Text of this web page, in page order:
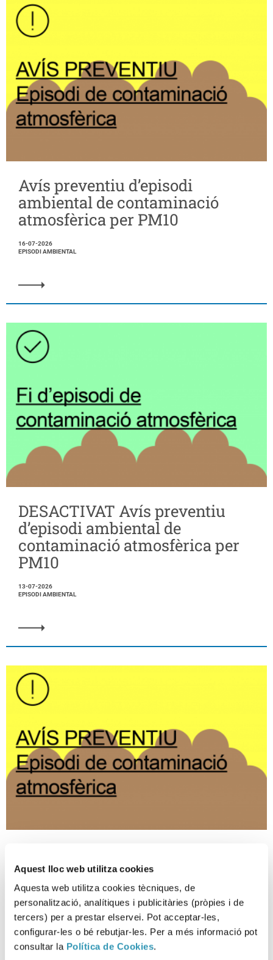
Aquest lloc web utilitza cookies
Aquesta web utilitza cookies tècniques, de
personalització, analítiques i publicitàries (pròpies i de
tercers) per a prestar elservei. Pot acceptar-les,
configurar-les o bé rebutjar-les. Per a més informació pot
consultar la Política de Cookies.
Avís preventiu d’episodi
ambiental de contaminació
atmosfèrica per PM10
16-07-2026
EPISODI AMBIENTAL
DESACTIVAT Avís preventiu
d’episodi ambiental de
contaminació atmosfèrica per
PM10
13-07-2026
EPISODI AMBIENTAL
ambiental de contaminació
atmosfèrica per PM10
EPISODI AMBIENTAL